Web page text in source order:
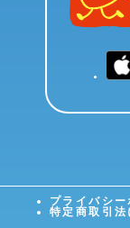
プライバシー
特定商取引